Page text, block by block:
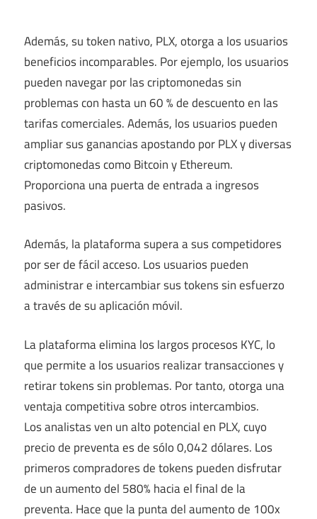
Además, su token nativo, PLX, otorga a los usuarios
beneficios incomparables. Por ejemplo, los usuarios
pueden navegar por las criptomonedas sin
problemas con hasta un 60 % de descuento en las
tarifas comerciales. Además, los usuarios pueden
ampliar sus ganancias apostando por PLX y diversas
criptomonedas como Bitcoin y Ethereum.
Proporciona una puerta de entrada a ingresos
pasivos.
Además, la plataforma supera a sus competidores
por ser de fácil acceso. Los usuarios pueden
administrar e intercambiar sus tokens sin esfuerzo
a través de su aplicación móvil.
La plataforma elimina los largos procesos KYC, lo
que permite a los usuarios realizar transacciones y
retirar tokens sin problemas. Por tanto, otorga una
ventaja competitiva sobre otros intercambios.
Los analistas ven un alto potencial en PLX, cuyo
precio de preventa es de sólo 0,042 dólares. Los
primeros compradores de tokens pueden disfrutar
de un aumento del 580% hacia el final de la
preventa. Hace que la punta del aumento de 100x